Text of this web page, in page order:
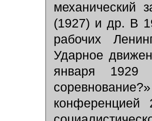
механический
(1927) и др. В
рабочих
Ударное
января 1929